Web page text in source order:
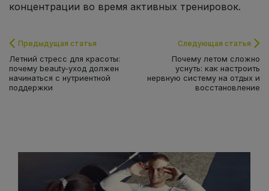
концентрации во время активных тренировок.
Предыдущая статья
Летний стресс для красоты:
почему beauty-уход должен
начинаться с нутриентной
поддержки
Следующая статья
Почему летом сложно
уснуть: как настроить
нервную систему на отдых и
восстановление